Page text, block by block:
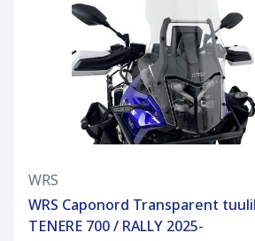
WRS
WRS Caponord Transparent
TENERE 700 / RALLY 2025-